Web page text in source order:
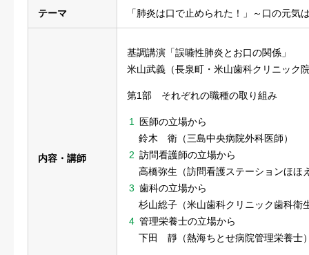
テーマ 「肺炎は口で止められた！」～口の元気
内容・講師
基調講演「誤嚥性肺炎とお口の関係」
米山武義（長泉町・米山歯科クリニック
第1部 それぞれの職種の取り組み
医師の立場から
鈴木 衛（三島中央病院外科医師）
訪問看護師の立場から
高橋弥生（訪問看護ステーションほほ
歯科の立場から
杉山総子（米山歯科クリニック歯科衛
管理栄養士の立場から
下田 靜（熱海ちとせ病院管理栄養士